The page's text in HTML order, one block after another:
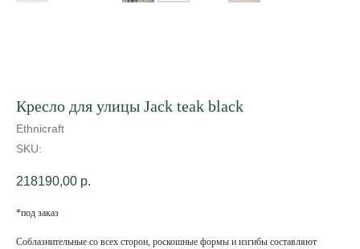
Кресло для улицы Jack teak black
Ethnicraft
SKU:
218190,00 р.
*под заказ
Соблазнительные со всех сторон, роскошные формы и изгибы составляют